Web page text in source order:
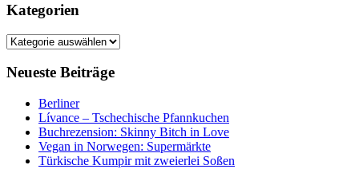
Kategorien
Kategorien
Neueste Beiträge
Berliner
Lívance – Tschechische Pfannkuchen
Buchrezension: Skinny Bitch in Love
Vegan in Norwegen: Supermärkte
Türkische Kumpir mit zweierlei Soßen